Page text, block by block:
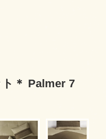
＊ Palmer 7